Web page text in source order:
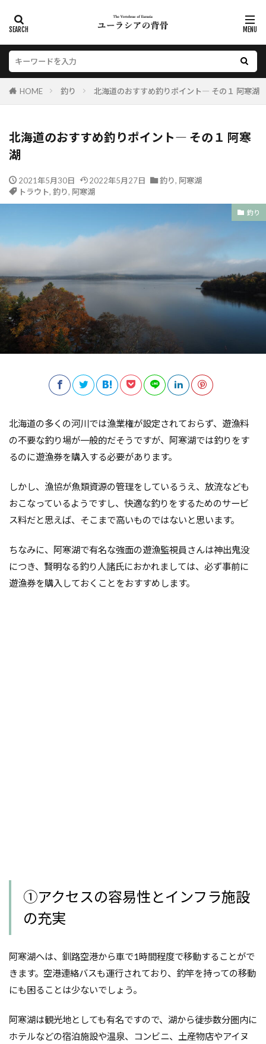
HOME 釣り 北海道のおすすめ釣りポイント― その１ 阿寒湖
北海道のおすすめ釣りポイント― その１ 阿寒
湖
2021年5月30日 2022年5月27日 釣り, 阿寒湖
トラウト, 釣り, 阿寒湖
釣り
北海道の多くの河川では漁業権が設定されておらず、遊漁料
の不要な釣り場が一般的だそうですが、阿寒湖では釣りをす
るのに遊漁券を購入する必要があります。
しかし、漁協が魚類資源の管理をしているうえ、放流なども
おこなっているようですし、快適な釣りをするためのサービ
ス料だと思えば、そこまで高いものではないと思います。
ちなみに、阿寒湖で有名な強面の遊漁監視員さんは神出鬼没
につき、賢明なる釣り人諸氏におかれましては、必ず事前に
遊漁券を購入しておくことをおすすめします。
①アクセスの容易性とインフラ施設
の充実
阿寒湖へは、釧路空港から車で1時間程度で移動することがで
きます。空港連絡バスも運行されており、釣竿を持っての移動
にも困ることは少ないでしょう。
阿寒湖は観光地としても有名ですので、湖から徒歩数分圏内に
ホテルなどの宿泊施設や温泉、コンビニ、土産物店やアイヌ